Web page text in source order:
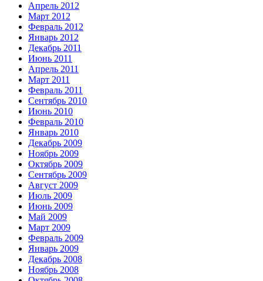
Апрель 2012
Март 2012
Февраль 2012
Январь 2012
Декабрь 2011
Июнь 2011
Апрель 2011
Март 2011
Февраль 2011
Сентябрь 2010
Июнь 2010
Февраль 2010
Январь 2010
Декабрь 2009
Ноябрь 2009
Октябрь 2009
Сентябрь 2009
Август 2009
Июль 2009
Июнь 2009
Май 2009
Март 2009
Февраль 2009
Январь 2009
Декабрь 2008
Ноябрь 2008